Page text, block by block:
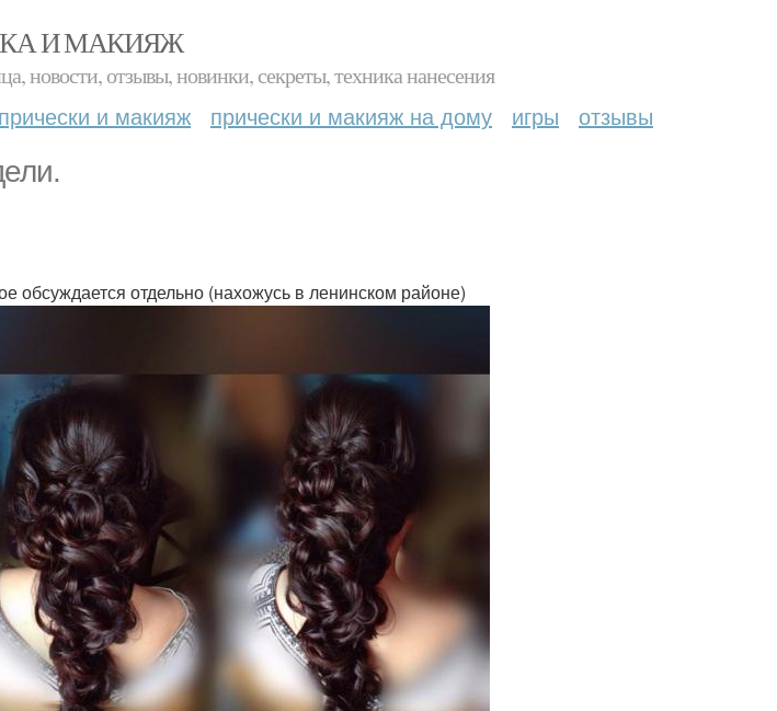
И МАКИЯЖ
новости, отзывы, новинки, секреты, техника нанесения
и макияж прически и макияж на дому игры отзывы
обсуждается отдельно (нахожусь в ленинском районе)